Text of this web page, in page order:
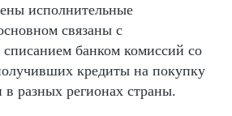
исполнительные
связаны с
банком комиссий со
кредиты на покупку
разных регионах страны.